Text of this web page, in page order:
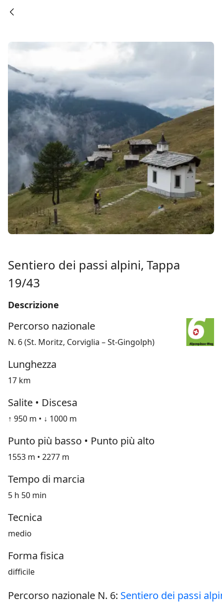
Sentiero dei passi alpini, Tappa
19/43
Descrizione
Percorso nazionale
N. 6 (St. Moritz, Corviglia – St-Gingolph)
Lunghezza
17 km
Salite • Discesa
↑ 950 m • ↓ 1000 m
Punto più basso • Punto più alto
1553 m • 2277 m
Tempo di marcia
5 h 50 min
Tecnica
medio
Forma fisica
difficile
Percorso nazionale N. 6: Sentiero dei passi